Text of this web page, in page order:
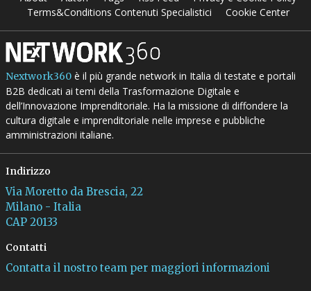
Terms&Conditions Contenuti Specialistici
Cookie Center
Nextwork360è il più grande network in Italia di testate e portali
B2B dedicati ai temi della Trasformazione Digitale e
dell’Innovazione Imprenditoriale. Ha la missione di diffondere la
cultura digitale e imprenditoriale nelle imprese e pubbliche
amministrazioni italiane.
Indirizzo
Via Moretto da Brescia, 22
Milano - Italia
CAP 20133
Contatti
Contatta il nostro team per maggiori informazioni